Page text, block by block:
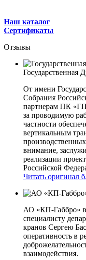
Наш каталог
Сертификаты
Отзывы
Государственная
От имени
Собрания
партнерам ПК
за проводимую
частности
вертикальным
внимание,
реализации
Российской
Читать оригинал
АО «КП-Габбро»
специалисту
кранов Сергею
оперативность в
взаимодействия.